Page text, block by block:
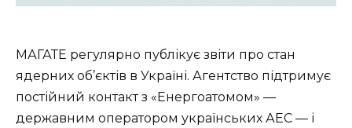
МАГАТЕ регулярно публікує звіти про стан
ядерних об’єктів в Україні. Агентство підтримує
постійний контакт з «Енергоатомом» —
державним оператором українських АЕС — і